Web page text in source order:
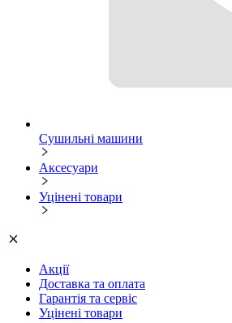
Сушильні машини
Аксесуари
Уцінені товари
Акції
Доставка та оплата
Гарантія та сервіс
Уцінені товари